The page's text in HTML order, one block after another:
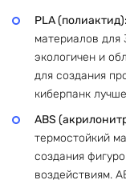
PLA (полиактид):
материалов для
экологичен и
для создания
киберпанк
ABS
термостойкий
создания
воздействиям.